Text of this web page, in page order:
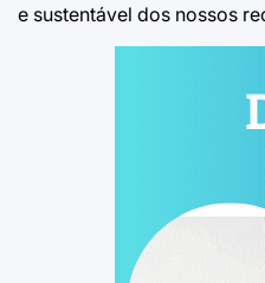
e sustentável dos nossos